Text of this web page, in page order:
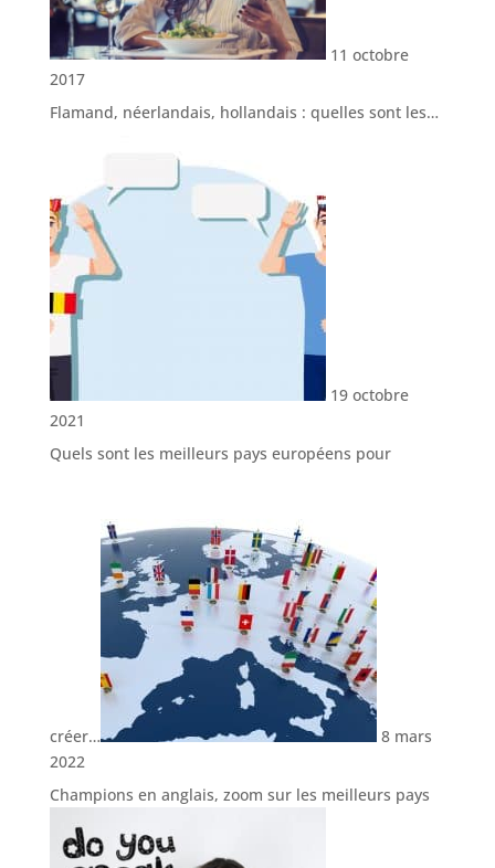
11 octobre
2017
Flamand, néerlandais, hollandais : quelles sont les…
19 octobre
2021
Quels sont les meilleurs pays européens pour
créer…
8 mars
2022
Champions en anglais, zoom sur les meilleurs pays